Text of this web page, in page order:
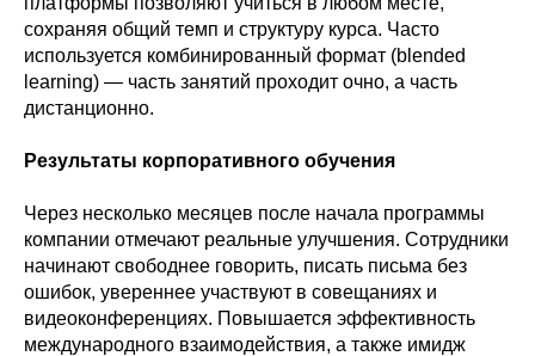
сохраняя общий темп и структуру курса. Часто
используется комбинированный формат (blended
learning) — часть занятий проходит очно, а часть
дистанционно.
Результаты корпоративного обучения
Через несколько месяцев после начала программы
компании отмечают реальные улучшения. Сотрудники
начинают свободнее говорить, писать письма без
ошибок, увереннее участвуют в совещаниях и
видеоконференциях. Повышается эффективность
международного взаимодействия, а также имидж